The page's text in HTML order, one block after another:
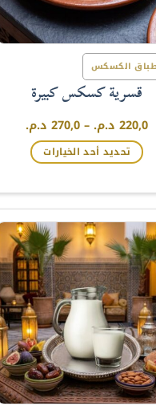
الكسكس
قسرية كسكس كبيرة
220,0 د.م. –
270,0 د.م.نطاق
السعر:
تحديد أحد الخيارات
العديد
من
الأشكال
المختلفة
لهذا
المنتج.
يمكن
اختيار
الخيارات
على
صفحة
المنتج